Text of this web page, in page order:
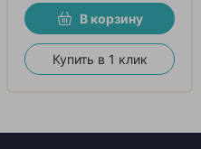
В корзину
Купить в 1 клик